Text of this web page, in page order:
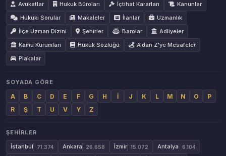
Avukatlar
Hukuk Büroları İçtihat Kararları
Kanunlar
Hukuki Sorular
Makaleler İlanlar
Uzmanlık
İlçe Uzman Dizini
Şehirler Barolar
Adliyeler
Kamu Kurumları
Hukuk Sözlüğü
A'dan Z'ye Mesafeler
Plakalar
SOYADA GÖRE
A B C D E F G H İ J K L M N O
P
R
Ş T U V Y Z
ŞEHIRLER
İstanbul
71.374 Ankara 26.658 İzmir 15.072 Antalya 6.104